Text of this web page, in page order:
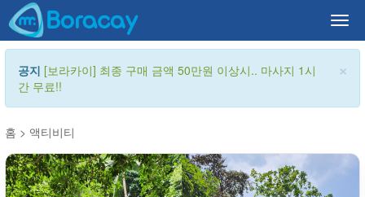
×
공지 [보라카이] 최종 구매 금액 50만원 이상시.. 마사지 1시
간 무료!!
홈 > 액티비티